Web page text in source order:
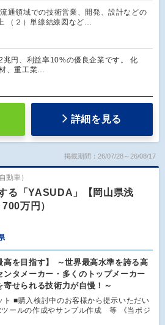
流通領域での技術営業、開発、設計などの
（２）単線結線図など…
兆円、利益率10%の優良企業です。 化
、重工業…
詳細を見る
掲載期間：26/07/28～26/08/17
動車）
る「YASUDA」【岡山県浅
万円）
高を目指す】 ～世界最高水準を誇る高
ンタメーカー・多くのトップメーカー
寄せられる技術力が自慢！～
ト ■購入検討中のお客様から提示いただい
ールの作成やサンプル作成 等 《当ポジ